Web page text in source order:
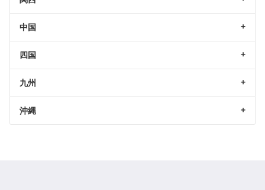
中国
四国
九州
沖縄